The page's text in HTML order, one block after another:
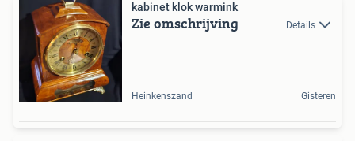
kabinet klok warmink
Zie omschrijving Details
Heinkenszand Gisteren